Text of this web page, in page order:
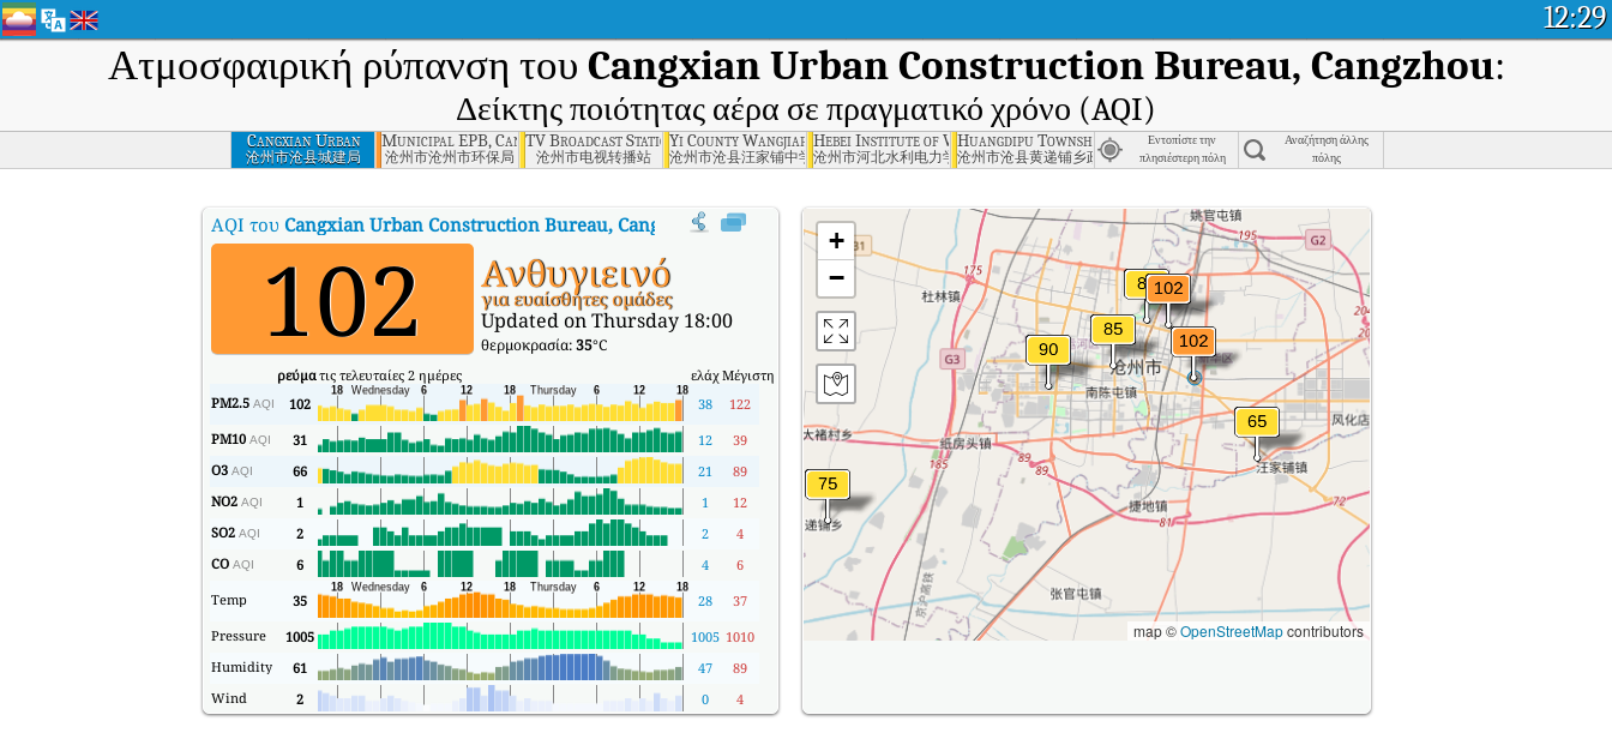
12:29
Ατμοσφαιρική ρύπανση του Cangxian Urban Construction Bureau, Cangzhou:
Δείκτης ποιότητας αέρα σε πραγματικό χρόνο (AQI)
Cangxian Urban
Construction
Bureau, Cangzhou
沧州市沧县城建局
Municipal EPB, Cangzhou
沧州市沧州市环保局
TV Broadcast Station, Cangzhou
沧州市电视转播站
Yi County Wangjiapu Middle School, Cangzhou
沧州市沧县汪家铺中学
Hebei Institute of Water Conservancy and Electric Power, Cangzhou
沧州市河北水利电力学院
Huangdipu Township Government, Jixian County, Cangzhou
沧州市沧县黄递铺乡政府
Εντοπίστε την
πλησιέστερη πόλη
Αναζήτηση άλλης
πόλης
AQI του Cangxian Urban Construction Bureau, Cangzhou: Δείκτης ποιότητας αέρα σε πραγματικό χρόνο (AQI) της Cangxian Urban Construction Bureau, Cangzhou.
102 Ανθυγιεινό
για ευαίσθητες ομάδες
Updated on Thursday 18:00
θερμοκρασία:35°C
ρεύματις τελευταίες 2 ημέρες ελάχΜέγιστη
PM2.5 AQI 102 38
122
PM10 AQI 31 12
39
O3 AQI 66 21
89
NO2 AQI 1 1
12
SO2 AQI 2 2
4
CO AQI 6 4
6
Temp
35 28
37
Pressure
1005 1005 1010
Humidity
61 47
89
Wind
2 0 4
+
−
map ©OpenStreetMapcontributors